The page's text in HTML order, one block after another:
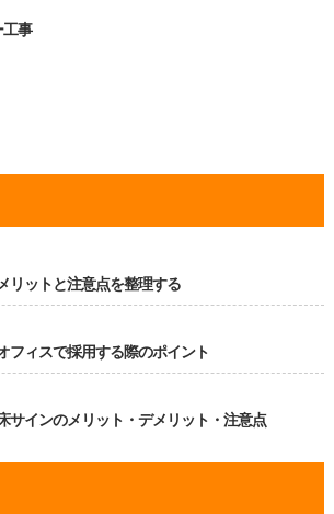
工事
リットと注意点を整理する
フィスで採用する際のポイント
サインのメリット・デメリット・注意点